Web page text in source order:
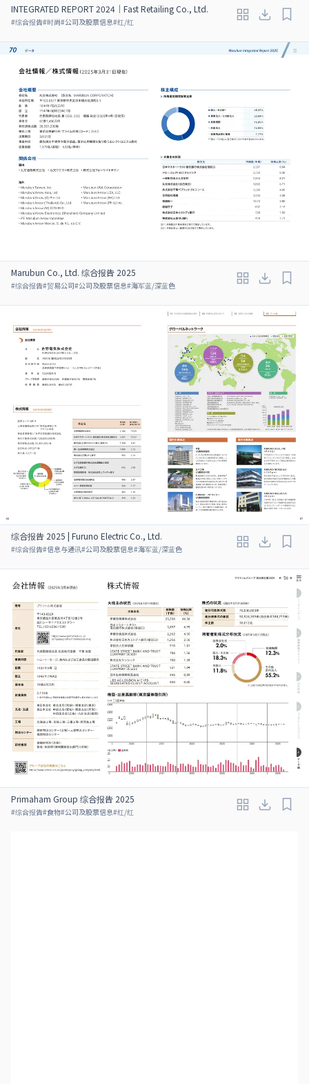
INTEGRATED REPORT 2024｜Fast Retailing Co., Ltd.
#综合报告#时尚#公司及股票信息#红/红
Marubun Co., Ltd. 综合报告 2025
#综合报告#贸易公司#公司及股票信息#海军蓝/深蓝色
综合报告 2025 | Furuno Electric Co., Ltd.
#综合报告#信息与通讯#公司及股票信息#海军蓝/深蓝色
Primaham Group 综合报告 2025
#综合报告#食物#公司及股票信息#红/红